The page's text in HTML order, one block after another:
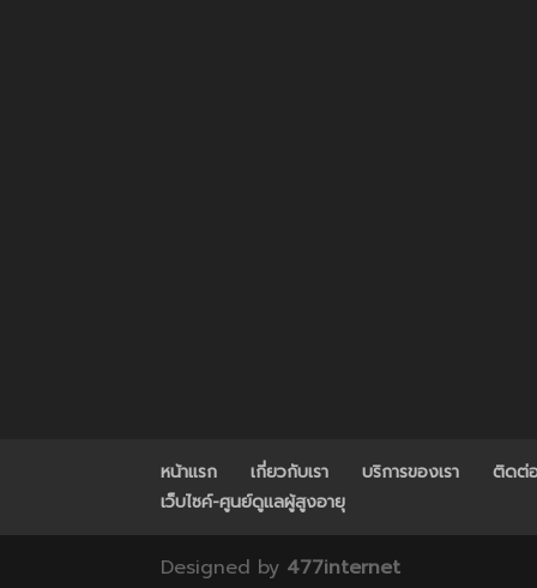
หน้าแรก เกี่ยวกับเรา บริการของเรา ติดต่อ
เว็บไซค์-ศูนย์ดูแลผู้สูงอายุ
Designed by 477internet